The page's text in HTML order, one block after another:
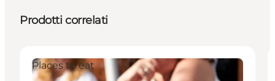
Prodotti correlati
Places to eat